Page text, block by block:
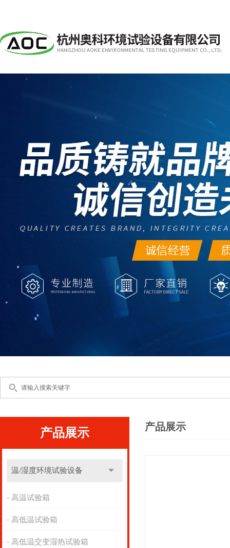
产品展示
温/湿度环境试验设备
高温试验箱
高低温试验箱
高低温交变湿热试验箱
产品展示